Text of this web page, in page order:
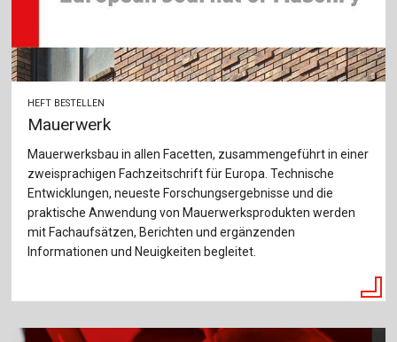
HEFT BESTELLEN
Mauerwerk
Mauerwerksbau in allen Facetten, zusammengeführt in einer
zweisprachigen Fachzeitschrift für Europa. Technische
Entwicklungen, neueste Forschungsergebnisse und die
praktische Anwendung von Mauerwerksprodukten werden
mit Fachaufsätzen, Berichten und ergänzenden
Informationen und Neuigkeiten begleitet.